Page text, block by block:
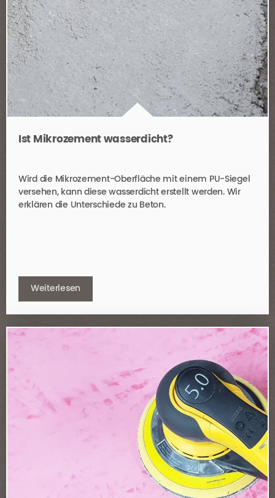
Ist Mikrozement wasserdicht?
Wird die Mikrozement-Oberfläche mit einem PU-Siegel
versehen, kann diese wasserdicht erstellt werden. Wir
erklären die Unterschiede zu Beton.
Weiterlesen